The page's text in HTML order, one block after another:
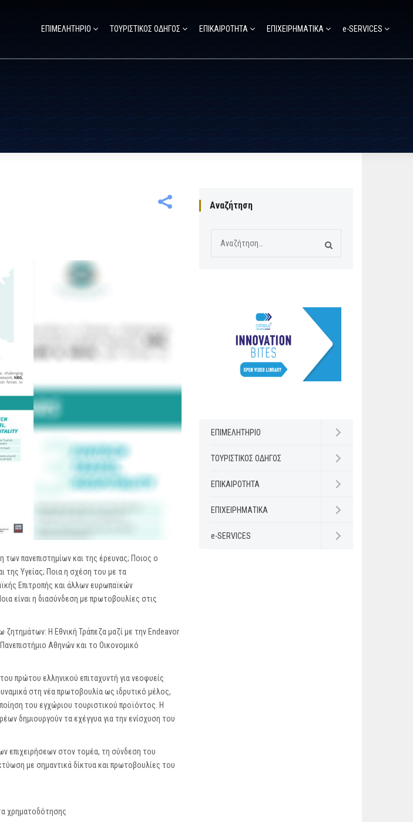
ΕΠΙΜΕΛΗΤΗΡΙΟ ΤΟΥΡΙΣΤΙΚΟΣ ΟΔΗΓΟΣ ΕΠΙΚΑΙΡΟΤΗΤΑ ΕΠΙΧΕΙΡΗΜΑΤΙΚΑ e-SERVICES
των πανεπιστημίων και της έρευνας; Ποιος ο
της Υγείας; Ποια η σχέση του με τα
Επιτροπής και άλλων ευρωπαϊκών
είναι η διασύνδεση με πρωτοβουλίες στις
ζητημάτων: Η Εθνική Τράπεζα μαζί με την Endeavor
Αθηνών και το Οικονομικό
πρώτου ελληνικού επιταχυντή για νεοφυείς
στη νέα πρωτοβουλία ως ιδρυτικό μέλος,
του εγχώριου τουριστικού προϊόντος. Η
δημιουργούν τα εχέγγυα για την ενίσχυση του
επιχειρήσεων στον τομέα, τη σύνδεση του
με σημαντικά δίκτυα και πρωτοβουλίες του
χρηματοδότησης
Αναζήτηση
ΕΠΙΜΕΛΗΤΗΡΙΟ Open submenu
ΤΟΥΡΙΣΤΙΚΟΣ ΟΔΗΓΟΣ Open submenu
ΕΠΙΚΑΙΡΟΤΗΤΑ Open submenu
ΕΠΙΧΕΙΡΗΜΑΤΙΚΑ Open submenu
e-SERVICES Open submenu